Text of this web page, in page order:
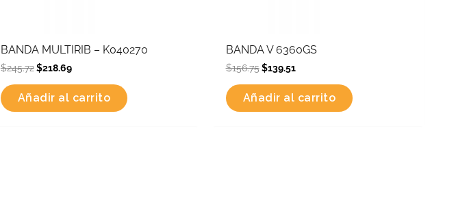
BANDA MULTIRIB – K040270
$245.72$218.69
Añadir al carrito
BANDA V 6360GS
$156.75 $139.51
Añadir al carrito